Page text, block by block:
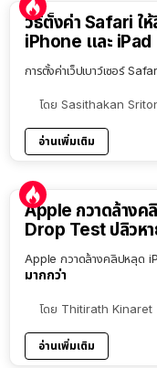
วิธีตั้งค่า Safari ใ
iPhone และ iPad
การตั้งค่าเว็ปเบาว์เซอร์
โดย Sasithakan
อ่านเพิ่มเติม
Apple กวาดล้างค
Drop Test ปลิวหา
Apple กวาดล้างคลิปหลุด
มากกว่า
โดย Thitirath Kinaret
อ่านเพิ่มเติม